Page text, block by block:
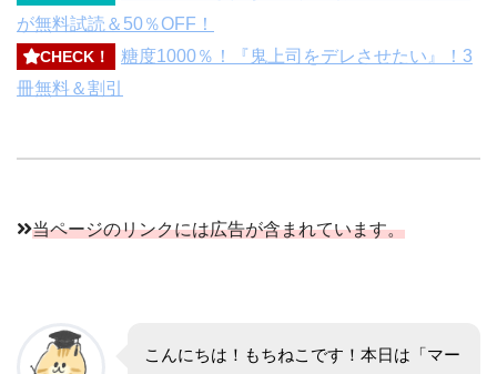
が無料試読＆50％OFF！
CHECK！
糖度1000％！『鬼上司をデレさせたい』！3
冊無料＆割引
当ページのリンクには広告が含まれています。
こんにちは！もちねこです！本日は「マー